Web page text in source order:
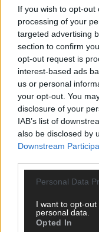
If you wish to opt-
processing of your
targeted advertising
section to confirm
opt-out request is
interest-based ads
us or personal
your opt-out. You
disclosure of your
IAB’s list of
also be disclosed by
Downstream
Personal Data
I want to opt-
personal data.
Opted In
ANZEIGE
SCHNELL ZUM